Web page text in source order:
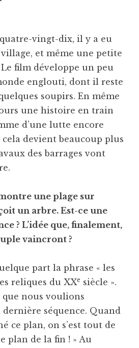
vingt-dix, il y a eu
et même une petite
film développe un peu
englouti, dont il reste
soupirs. En même
une histoire en train
d’une lutte encore
devient beaucoup plus
des barrages vont
une plage sur
un arbre. Est-ce une
? L’idée que, finalement,
vaincront ?
part la phrase « les
reliques du XXe siècle ».
que nous voulions
séquence. Quand
ce plan, on s’est tout de
plan de la fin ! » Au